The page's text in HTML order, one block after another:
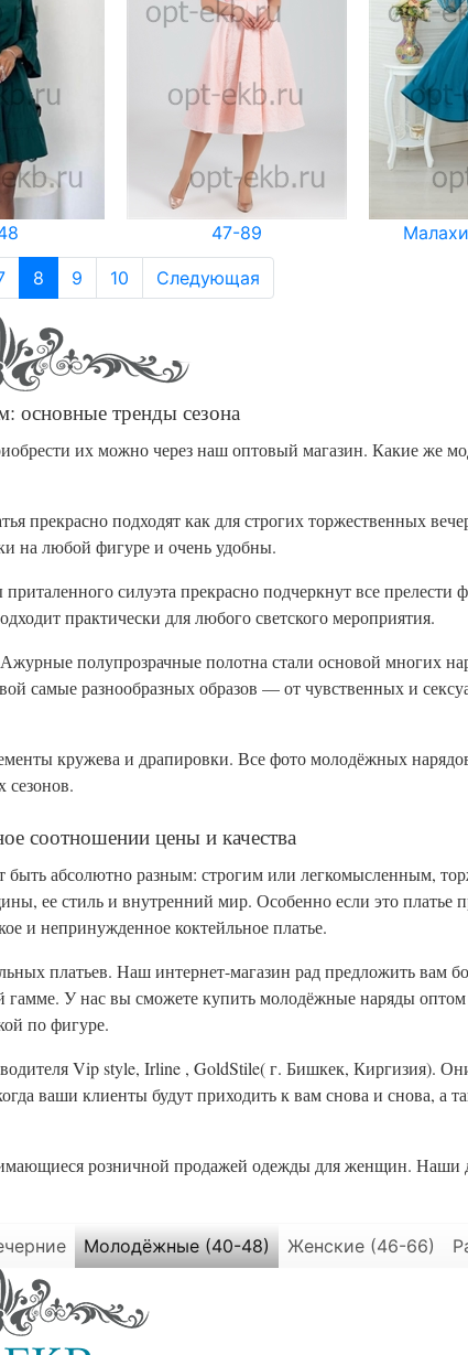
47-89
8 9 10 Следующая
основные тренды сезона
их можно через наш оптовый магазин. Какие же
прекрасно подходят как для строгих торжественных
на любой фигуре и очень удобны.
силуэта прекрасно подчеркнут все прелести
практически для любого светского мероприятия.
полупрозрачные полотна стали основой многих
самые разнообразных образов — от чувственных и
кружева и драпировки. Все фото молодёжных
сезонов.
соотношении цены и качества
абсолютно разным: строгим или легкомысленным,
ее стиль и внутренний мир. Особенно если это платье
и непринужденное коктейльное платье.
платьев. Наш интернет-магазин рад предложить вам
У нас вы сможете купить молодёжные наряды
по фигуре.
Vip style, Irline , GoldStile( г. Бишкек, Киргизия).
ваши клиенты будут приходить к вам снова и снова, а
розничной продажей одежды для женщин. Наши
Молодёжные (40-48) Женские (46-66)